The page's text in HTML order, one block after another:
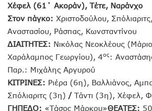
Χέφελ (61΄ Ακοράν), Τέτε, Ναράνχο
Στον πάγκο: Χριστοδούλου,
Αναστασίου, Ράσπας, Κωνσταντίνου
ΔΙΑΙΤΗΤΕΣ: Νικόλας Νεοκλέους
Χαράλαμπος Γεωργίου), 4ος:
Παρ.: Μιχάλης Αργυρού
ΚΙΤΡΙΝΕΣ: Ριέρα (6η), Βαλλιάνος,
Σπόλιαριτς (3η) / Τάντι (3η), Χέφελ,
ΓΗΠΕΔΟ: «Τάσος Μάρκου»ΘΕΑΤΕΣ: